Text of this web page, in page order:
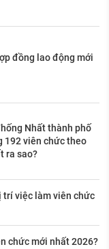
đồng lao động mới
Nhất thành phố
192 viên chức theo
ra sao?
trí việc làm viên chức
chức mới nhất 2026?